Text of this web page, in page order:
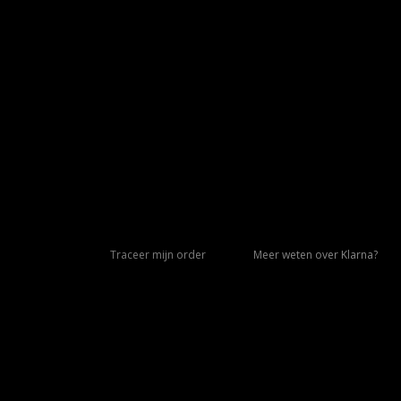
Traceer mijn order Meer weten over Klarna?